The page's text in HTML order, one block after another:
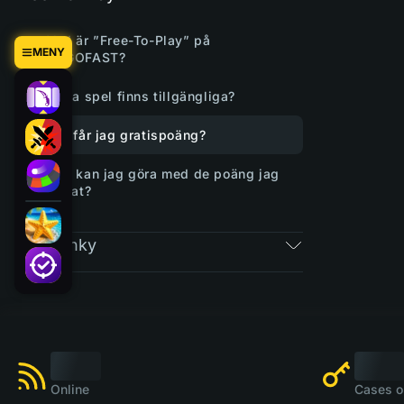
MENY
Vad är ”Free-To-Play” på
CSGOFAST?
Vilka spel finns tillgängliga?
Hur får jag gratispoäng?
Vad kan jag göra med de poäng jag
tjänat?
Vstupenky
Online Cases